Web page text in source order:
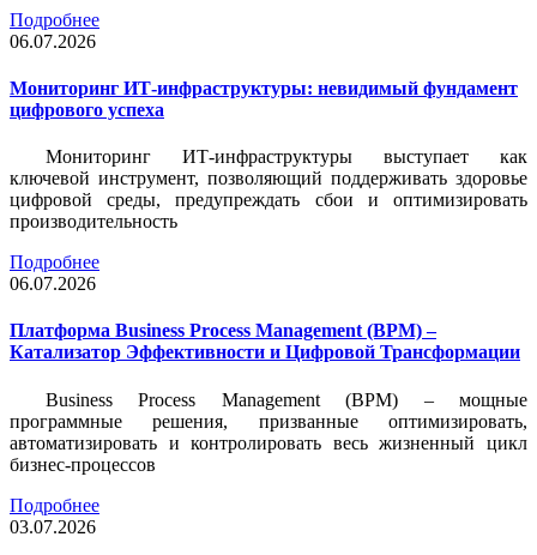
Подробнее
06.07.2026
Мониторинг ИТ-инфраструктуры: невидимый фундамент
цифрового успеха
Мониторинг ИТ-инфраструктуры выступает как
ключевой инструмент, позволяющий поддерживать здоровье
цифровой среды, предупреждать сбои и оптимизировать
производительность
Подробнее
06.07.2026
Платформа Business Process Management (BPM) –
Катализатор Эффективности и Цифровой Трансформации
Business Process Management (BPM) – мощные
программные решения, призванные оптимизировать,
автоматизировать и контролировать весь жизненный цикл
бизнес-процессов
Подробнее
03.07.2026